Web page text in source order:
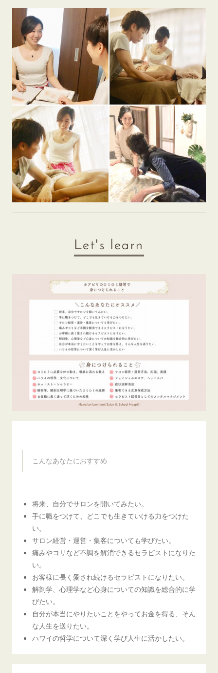
Let's learn
こんなあなたにおすすめ
将来、自分でサロンを開いてみたい。
手に職をつけて、どこでも生きていける力をつけた
い。
サロン経営・運営・集客についても学びたい。
痛みやコリなど不調を解消できるセラピストになりた
い。
お客様に長く愛され続けるセラピストになりたい。
解剖学、心理学など心身についての知識を総合的に学
びたい。
自分が本当にやりたいことをやってお金を得る、そん
な人生を送りたい。
ハワイの哲学について深く学び人生に活かしたい。